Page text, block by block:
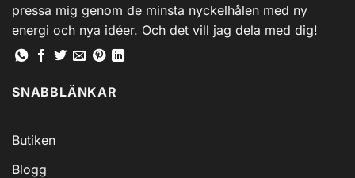
pressa mig genom de minsta nyckelhålen med ny
energi och nya idéer. Och det vill jag dela med dig!
SNABBLÄNKAR
Butiken
Blogg